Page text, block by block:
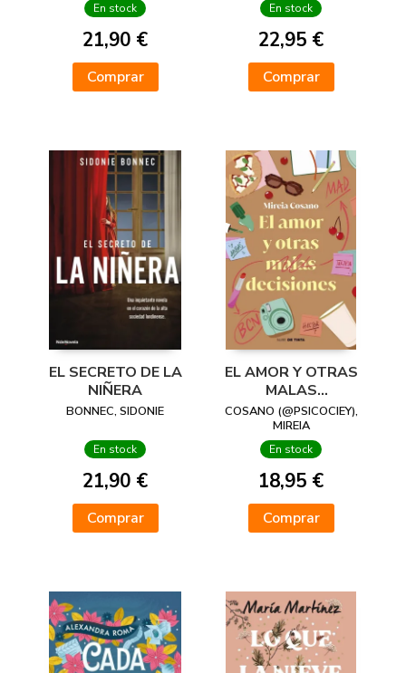
En stock
21,90 €
Comprar
En stock
22,95 €
Comprar
EL SECRETO DE LA
NIÑERA
BONNEC, SIDONIE
En stock
21,90 €
Comprar
EL AMOR Y OTRAS
MALAS
DECISIONES
COSANO (@PSICOCIEY),
MIREIA
En stock
18,95 €
Comprar